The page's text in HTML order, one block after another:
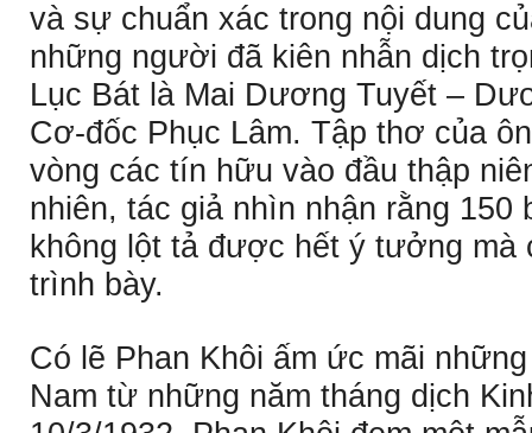
và sự chuẩn xác trong nội dung
những người đã kiên nhẫn dịch
Lục Bát là Mai Dương Tuyết –
Cơ-đốc Phục Lâm. Tập thơ của
vòng các tín hữu vào đầu thập
nhiên, tác giả nhìn nhận rằng 150
không lột tả được hết ý tưởng mà
trình bày.
Có lẽ Phan Khôi ấm ức mãi
Nam từ những năm tháng dịch